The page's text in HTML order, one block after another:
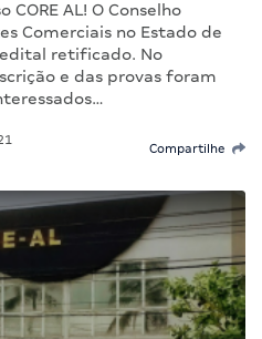
CORE AL! O Conselho
Comerciais no Estado de
retificado. No
e das provas foram
Compartilhe